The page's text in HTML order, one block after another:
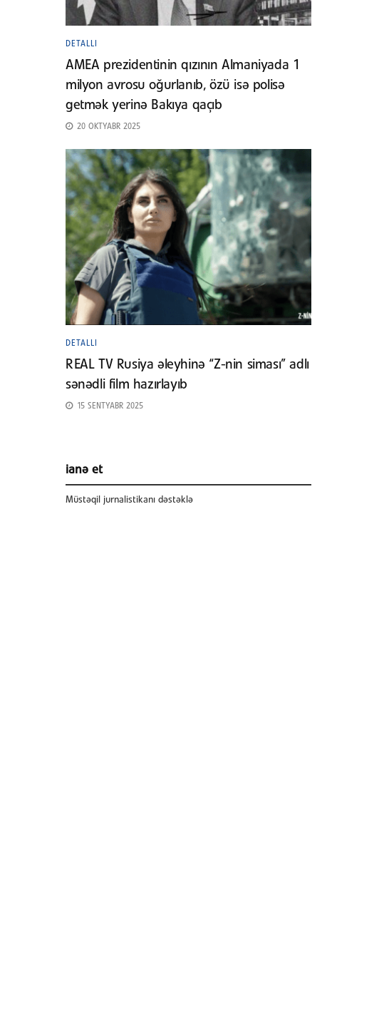
DETALLI
AMEA prezidentinin qızının Almaniyada 1
milyon avrosu oğurlanıb, özü isə polisə
getmək yerinə Bakıya qaçıb
20 OKTYABR 2025
DETALLI
REAL TV Rusiya əleyhinə “Z-nin siması” adlı
sənədli film hazırlayıb
15 SENTYABR 2025
ianə et
Müstəqil jurnalistikanı dəstəklə